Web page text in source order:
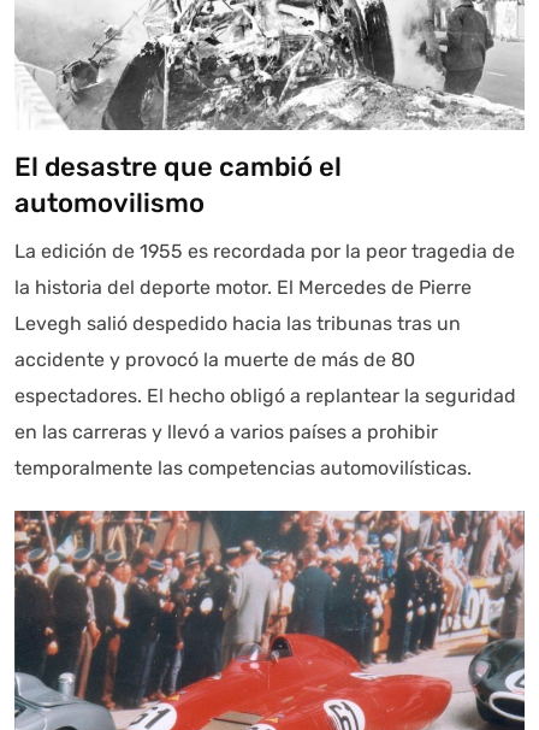
El desastre que cambió el
automovilismo
La edición de 1955 es recordada por la peor tragedia de
la historia del deporte motor. El Mercedes de Pierre
Levegh salió despedido hacia las tribunas tras un
accidente y provocó la muerte de más de 80
espectadores. El hecho obligó a replantear la seguridad
en las carreras y llevó a varios países a prohibir
temporalmente las competencias automovilísticas.